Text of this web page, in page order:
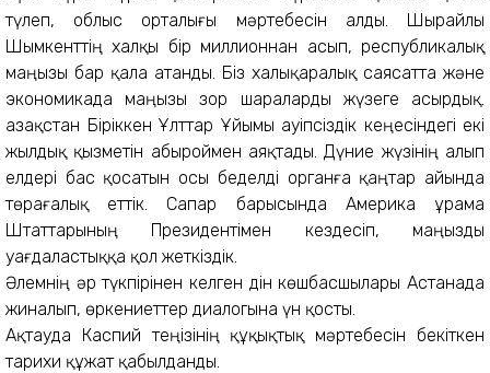
түлеп, облыс орталығы мәртебесін алды. Шырайлы
Шымкенттің халқы бір миллионнан асып, республикалық
маңызы бар қала атанды. Біз халықаралық саясатта және
экономикада маңызы зор шараларды жүзеге асырдық.
Қазақстан Біріккен Ұлттар Ұйымы Қауіпсіздік кеңесіндегі екі
жылдық қызметін абыроймен аяқтады. Дүние жүзінің алып
елдері бас қосатын осы беделді органға қаңтар айында
төрағалық еттік. Сапар барысында Америка Құрама
Штаттарының Президентімен кездесіп, маңызды
уағдаластыққа қол жеткіздік.
Әлемнің әр түкпірінен келген дін көшбасшылары Астанада
жиналып, өркениеттер диалогына үн қосты.
Ақтауда Каспий теңізінің құқықтық мәртебесін бекіткен
тарихи құжат қабылданды.